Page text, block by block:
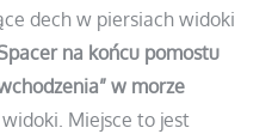
dech w piersiach widoki
na końcu pomostu
w morze
Miejsce to jest